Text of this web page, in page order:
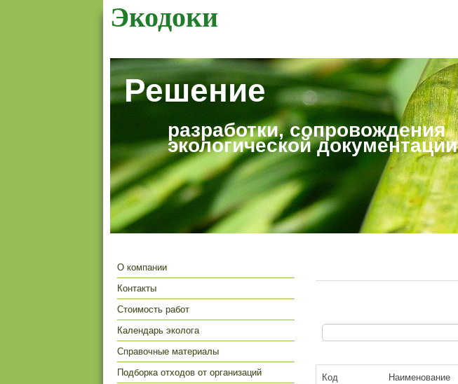
Экодоки
Решение
разработки, сопровождения
экологической документации
О компании
Контакты
Стоимость работ
Календарь эколога
Справочные материалы
Подборка отходов от организаций
Код Наименование